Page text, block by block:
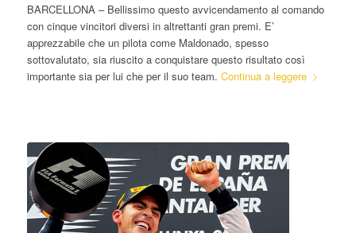
BARCELLONA – Bellissimo questo avvicendamento al comando
con cinque vincitori diversi in altrettanti gran premi. E’
apprezzabile che un pilota come Maldonado, spesso
sottovalutato, sia riuscito a conquistare questo risultato così
importante sia per lui che per il suo team. Continua a leggere